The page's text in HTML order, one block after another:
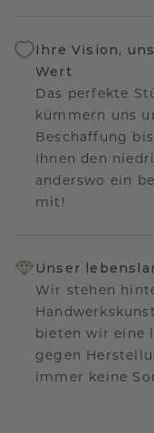
Ihre Vision,
Wert
Das perfekte
kümmern uns
Beschaffung
Ihnen den
anderswo ein
mit!
Unser
Wir stehen
bieten wir eine
gegen
immer keine